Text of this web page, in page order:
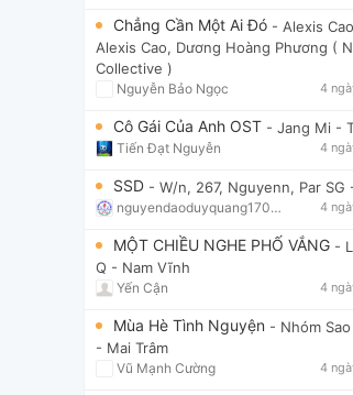
Chẳng Cần Một Ai Đó - Alexis Cao
Alexis Cao, Dương Hoàng Phương (
Collective )
Nguyễn Bảo Ngọc 4
Cô Gái Của Anh OST - Jang Mi -
Tiến Đạt Nguyễn 4
SSD - W/n, 267, Nguyenn, Par SG
nguyendaoduyquang17021 4
MỘT CHIỀU NGHE PHỐ VẮNG -
Q - Nam Vĩnh
Yến Cận 4
Mùa Hè Tình Nguyện - Nhóm
- Mai Trâm
Vũ Mạnh Cường 4